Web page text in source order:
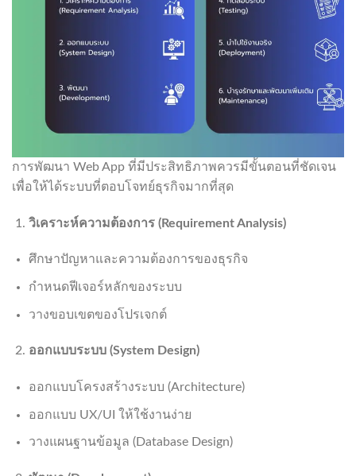
การพัฒนา Web App ที่มีประสิทธิภาพควรมีขั้นตอนที่ชัดเจน
เพื่อให้ได้ระบบที่ตอบโจทย์ธุรกิจมากที่สุด
วิเคราะห์ความต้องการ (Requirement Analysis)
ศึกษาปัญหาและความต้องการของธุรกิจ
กำหนดฟีเจอร์หลักของระบบ
วางขอบเขตของโปรเจกต์
ออกแบบระบบ (System Design)
ออกแบบโครงสร้างระบบ (Architecture)
ออกแบบ UX/UI ให้ใช้งานง่าย
วางแผนฐานข้อมูล (Database Design)